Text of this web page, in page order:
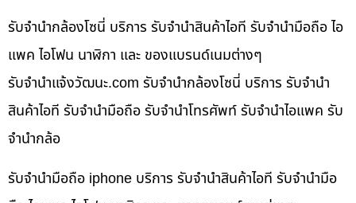
รับจำนำกล้องโซนี่ บริการ รับจำนำสินค้าไอที รับจำนำมือถือ ไอ
แพค ไอโฟน นาฬิกา และ ของแบรนด์เนมต่างๆ
รับจํานําแจ้งวัฒนะ.com รับจำนำกล้องโซนี่ บริการ รับจำนำ
สินค้าไอที รับจำนำมือถือ รับจำนำโทรศัพท์ รับจำนำไอแพค รับ
จำนำกล้อ
รับจำนำมือถือ iphone บริการ รับจำนำสินค้าไอที รับจำนำมือ